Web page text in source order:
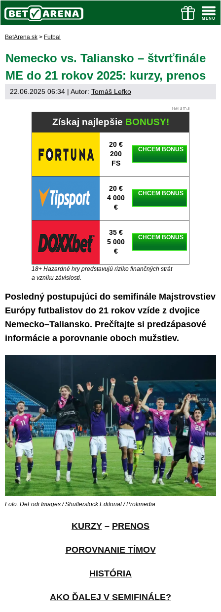
BetArena.sk > Futbal
Nemecko vs. Taliansko – štvrťfinále
ME do 21 rokov 2025: kurzy, prenos
22.06.2025 06:34 | Autor: Tomáš Lefko
Získaj najlepšie BONUSY!
20 €
200
FS
CHCEM BONUS
20 €
4 000
€
CHCEM BONUS
35 €
5 000
€
CHCEM BONUS
18+ Hazardné hry predstavujú riziko finančných strát
a vzniku závislosti.
Posledný postupujúci do semifinále Majstrovstiev
Európy futbalistov do 21 rokov vzíde z dvojice
Nemecko–Taliansko. Prečítajte si predzápasové
informácie a porovnanie oboch mužstiev.
Foto: DeFodi Images / Shutterstock Editorial / Profimedia
KURZY – PRENOS
POROVNANIE TÍMOV
HISTÓRIA
AKO ĎALEJ V SEMIFINÁLE?